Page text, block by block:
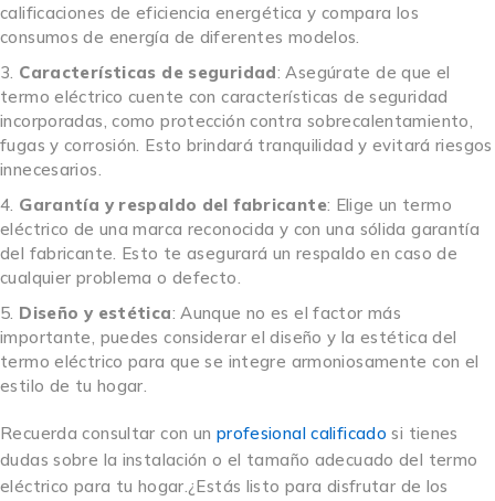
calificaciones de eficiencia energética y compara los
consumos de energía de diferentes modelos.
Características de seguridad: Asegúrate de que el
termo eléctrico cuente con características de seguridad
incorporadas, como protección contra sobrecalentamiento,
fugas y corrosión. Esto brindará tranquilidad y evitará riesgos
innecesarios.
Garantía y respaldo del fabricante: Elige un termo
eléctrico de una marca reconocida y con una sólida garantía
del fabricante. Esto te asegurará un respaldo en caso de
cualquier problema o defecto.
Diseño y estética: Aunque no es el factor más
importante, puedes considerar el diseño y la estética del
termo eléctrico para que se integre armoniosamente con el
estilo de tu hogar.
Recuerda consultar con un profesional calificado si tienes
dudas sobre la instalación o el tamaño adecuado del termo
eléctrico para tu hogar.¿Estás listo para disfrutar de los